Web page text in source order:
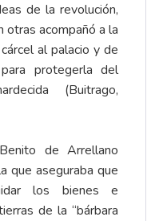
de la revolución,
otras acompañó a la
al palacio y de
protegerla del
(Buitrago,
de Arrellano
que aseguraba que
los bienes e
de la “bárbara